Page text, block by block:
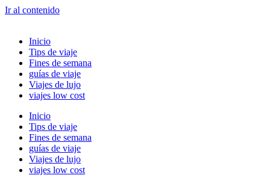
Ir al contenido
Inicio
Tips de viaje
Fines de semana
guías de viaje
Viajes de lujo
viajes low cost
Inicio
Tips de viaje
Fines de semana
guías de viaje
Viajes de lujo
viajes low cost